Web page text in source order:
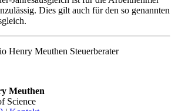
Dies gilt auch für den so genannten
Meuthen
Science